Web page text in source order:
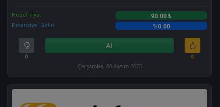
Hedef Fiyat 90.00 ₺
Potansiyel Getiri %0.00
0
Al
0
Çarşamba, 08 Kasım 2023